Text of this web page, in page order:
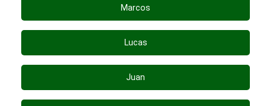
Marcos
Lucas
Juan